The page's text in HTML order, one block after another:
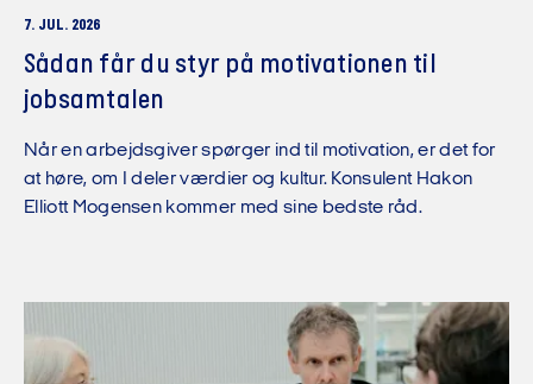
7. JUL. 2026
Sådan får du styr på motivationen til
jobsamtalen
Når en arbejdsgiver spørger ind til motivation, er det for
at høre, om I deler værdier og kultur. Konsulent Hakon
Elliott Mogensen kommer med sine bedste råd.